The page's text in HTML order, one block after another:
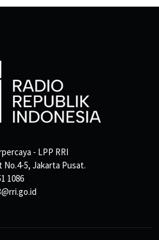
- LPP RRI
No.4-5, Jakarta Pusat.
1086